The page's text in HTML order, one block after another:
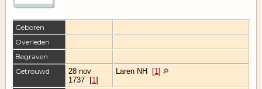
Geboren
Overleden
Begraven
Getrouwd
28 nov
1737
[1 ]
Laren NH [1 ]